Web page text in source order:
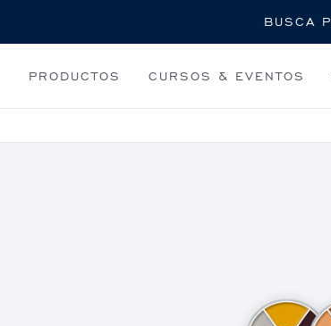
PRODUCTOS CURSOS & EVENTOS